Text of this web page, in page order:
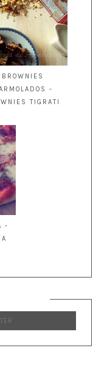
BROWNIES
-
TIGRATI
-